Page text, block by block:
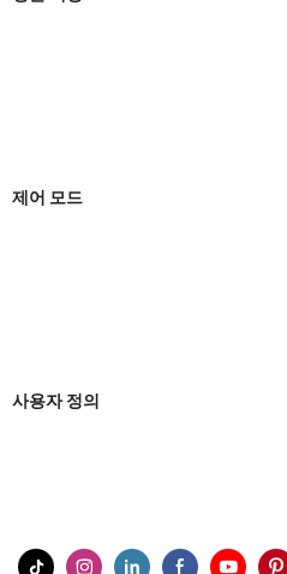
제어 모드
사용자 정의